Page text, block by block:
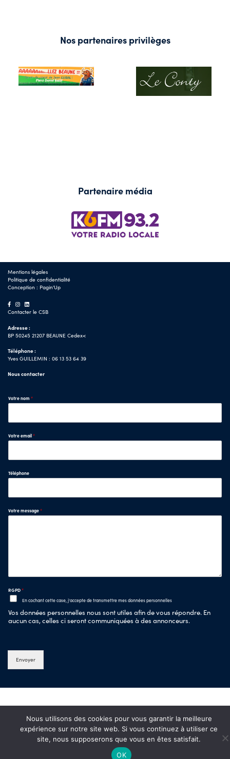
Nos partenaires privilèges
Partenaire média
Mentions légales
Politique de confidentialité
Conception : Pagin'Up
Contacter le CSB
Adresse :
BP 50245 21207 BEAUNE Cedex<
Téléphone :
Yves GUILLEMIN : 06 13 53 64 39
Nous contacter
Votre nom *
Votre email*
Téléphone
Votre message*
RGPD*
En cochant cette case, j'accepte de transmettre mes données personnelles
Vos données personnelles nous sont utiles afin de vous répondre. En
aucun cas, celles ci seront communiquées à des annonceurs.
Envoyer
Nous utilisons des cookies pour vous garantir la meilleure
expérience sur notre site web. Si vous continuez à utiliser ce
site, nous supposerons que vous en êtes satisfait.
OK